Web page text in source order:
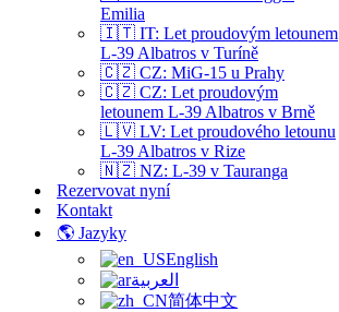
Emilia
🇮🇹 IT: Let proudovým letounem
L-39 Albatros v Turíně
🇨🇿 CZ: MiG-15 u Prahy
🇨🇿 CZ: Let proudovým
letounem L-39 Albatros v Brně
🇱🇻 LV: Let proudového letounu
L-39 Albatros v Rize
🇳🇿 NZ: L-39 v Tauranga
Rezervovat nyní
Kontakt
🌎 Jazyky
English
العربية
简体中文